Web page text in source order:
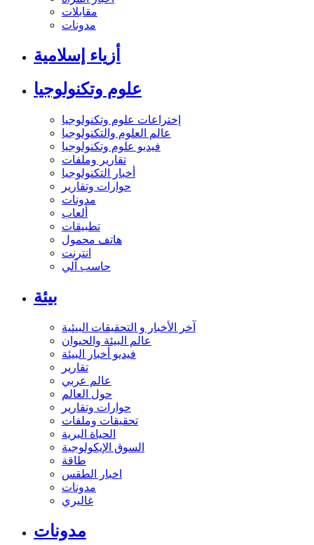
مقابلات
مدونات
أزياء إسلامية
علوم وتكنولوجيا
إختراعات علوم وتكنولوجيا
عالم العلوم والتكنولوجيا
فيديو علوم وتكنولوجيا
تقارير وملفات
أخبار التكنولوجيا
حوارات وتقارير
مدونات
ألعاب
تطبيقات
هاتف محمول
انترنت
حاسب آلي
بيئة
آخر الأخبار و التحقيقات البيئية
عالم البيئة والحيوان
فيديو أخبار البيئة
تقارير
عالم عربي
حول العالم
حوارات وتقارير
تحقيقات وملفات
الحياة البرية
السوق الإيكولوجية
طاقة
اخبار الطقس
مدونات
غاليري
مدونات